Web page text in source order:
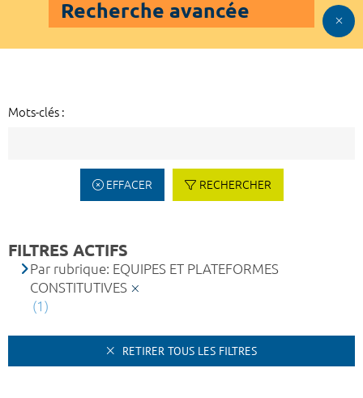
Recherche avancée
Mots-clés :
EFFACER RECHERCHER
FILTRES ACTIFS
Par rubrique: EQUIPES ET PLATEFORMES
CONSTITUTIVES
(1)
RETIRER TOUS LES FILTRES